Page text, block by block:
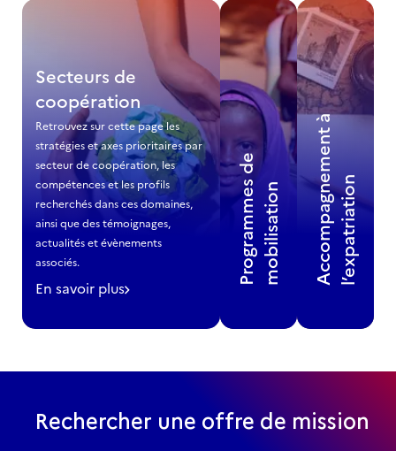
Secteurs de
coopération
Retrouvez sur cette page les
stratégies et axes prioritaires par
secteur de coopération, les
compétences et les profils
recherchés dans ces domaines,
ainsi que des témoignages,
actualités et évènements
associés.
En savoir plus
-
de
P
r
o
g
r
a
m
m
e
s
d
e
m
o
b
i
l
i
s
a
t
i
on
Lire
la
suite
A
c
c
o
m
p
a
g
ne
m
e
n
t
à
l
’
e
x
p
a
t
r
i
a
t
i
on
Lire
la
suite